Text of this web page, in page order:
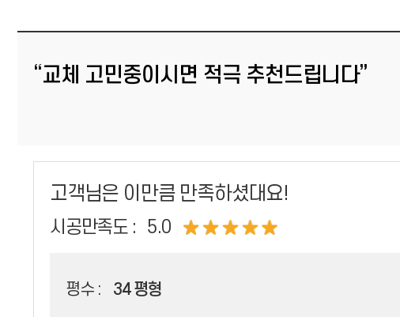
“교체 고민중이시면 적극 추천드립니다”
고객님은 이만큼 만족하셨대요!
시공만족도 : 5.0
평수 : 34 평형